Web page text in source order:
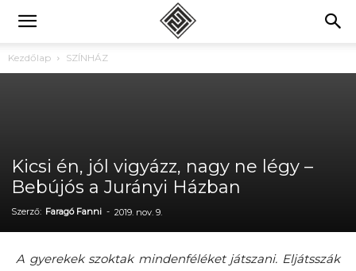
Kezdőlap SZÍNHÁZ
Kicsi én, jól vigyázz, nagy ne légy –
Bebújós a Jurányi Házban
Szerző: Faragó Fanni - 2019. nov. 9.
A gyerekek szoktak mindenféléket játszani. Eljátsszák